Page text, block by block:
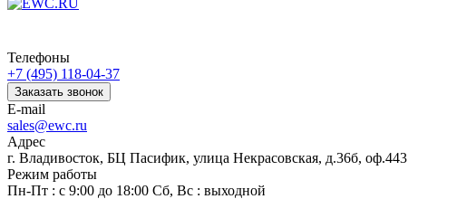
Телефоны
+7 (495) 118-04-37
Заказать звонок
E-mail
sales@ewc.ru
Адрес
г. Владивосток, БЦ Пасифик, улица Некрасовская, д.36б, оф.443
Режим работы
Пн-Пт : с 9:00 до 18:00 Сб, Вс : выходной